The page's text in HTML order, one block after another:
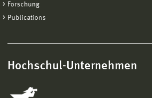
Forschung
Publications
Hochschul-Unternehmen